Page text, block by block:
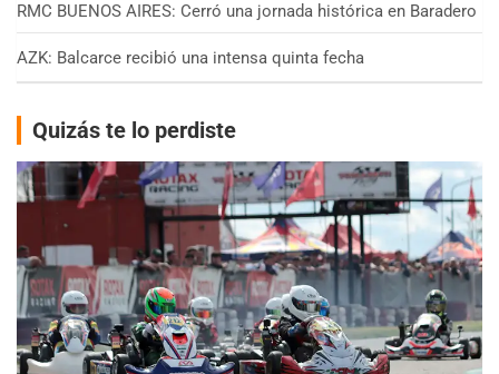
RMC BUENOS AIRES: Cerró una jornada histórica en Baradero
AZK: Balcarce recibió una intensa quinta fecha
Quizás te lo perdiste